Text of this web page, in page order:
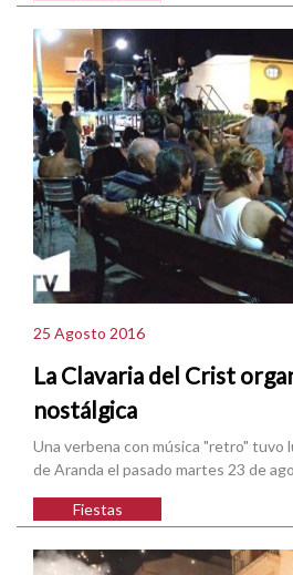
25 Agosto 2016
La Clavaria del Crist
nostálgica
Una verbena con música "retro" tuvo
de Aranda el pasado martes 23 de
Fiestas